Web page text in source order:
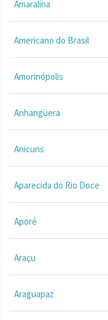
Amaralina
Americano do Brasil
Amorinópolis
Anhangüera
Anicuns
Aparecida do Rio Doce
Aporé
Araçu
Araguapaz